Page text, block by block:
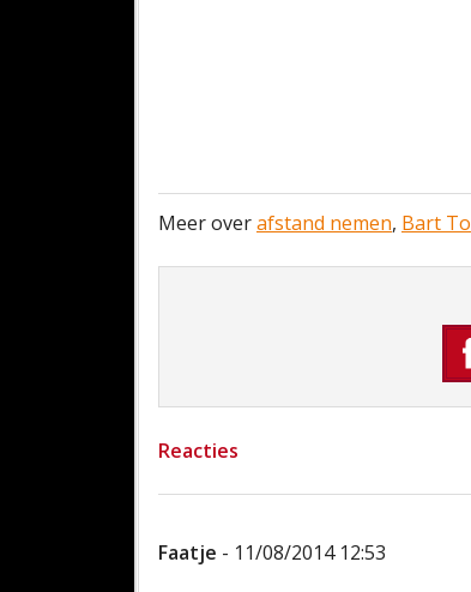
Meer overafstand nemen, Bart
Reacties
Faatje - 11/08/2014 12:53